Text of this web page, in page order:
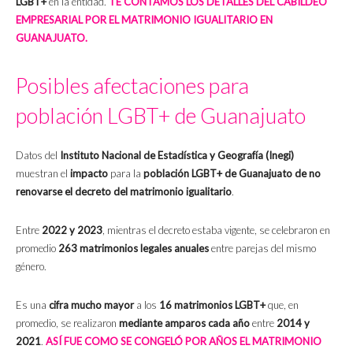
EMPRESARIAL POR EL MATRIMONIO IGUALITARIO EN
GUANAJUATO.
Posibles afectaciones para
población LGBT+ de Guanajuato
Datos del Instituto Nacional de Estadística y Geografía (Inegi)
muestran el impacto para la población LGBT+ de Guanajuato de no
renovarse el decreto del matrimonio igualitario.
Entre 2022 y 2023, mientras el decreto estaba vigente, se celebraron en
promedio 263 matrimonios legales anualesentre parejas del mismo
género.
Es una cifra mucho mayora los 16 matrimonios LGBT+que, en
promedio, se realizaron mediante amparos cada añoentre 2014 y
2021. ASÍ FUE COMO SE CONGELÓ POR AÑOS EL MATRIMONIO